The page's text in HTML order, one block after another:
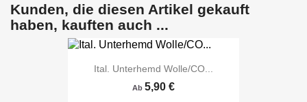
Kunden, die diesen Artikel gekauft
haben, kauften auch ...
Ital. Unterhemd Wolle/CO...
Ab 5,90 €